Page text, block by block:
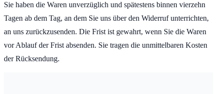
Sie haben die Waren unverzüglich und spätestens binnen vierzehn
Tagen ab dem Tag, an dem Sie uns über den Widerruf unterrichten,
an uns zurückzusenden. Die Frist ist gewahrt, wenn Sie die Waren
vor Ablauf der Frist absenden. Sie tragen die unmittelbaren Kosten
der Rücksendung.